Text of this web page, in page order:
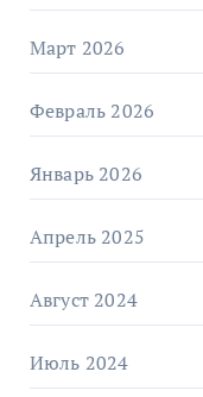
Март 2026
Февраль 2026
Январь 2026
Апрель 2025
Август 2024
Июль 2024